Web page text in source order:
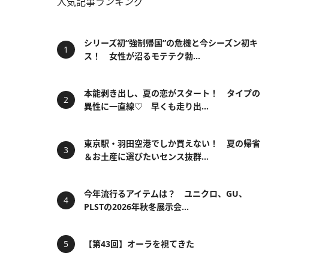
シリーズ初“強制帰国”の危機と今シーズン初キ
ス！ 女性が沼るモテテク勃...
本能剥き出し、夏の恋がスタート！ タイプの
異性に一直線♡ 早くも走り出...
東京駅・羽田空港でしか買えない！ 夏の帰省
＆お土産に選びたいセンス抜群...
今年流行るアイテムは？ ユニクロ、GU、
PLSTの2026年秋冬展示会...
【第43回】オーラを視てきた